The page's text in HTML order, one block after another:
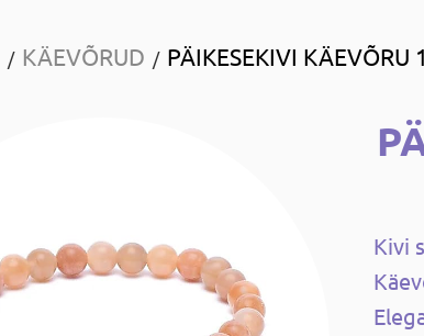
/ KÄEVÕRUD / PÄIKESEKIVI KÄEVÕRU
Kivi